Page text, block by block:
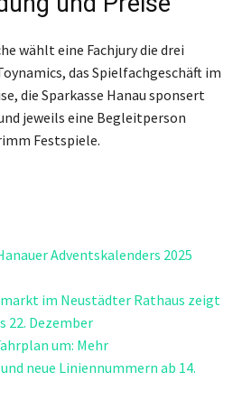
wählt eine Fachjury die drei
das Spielfachgeschäft im
die Sparkasse Hanau sponsert
jeweils eine Begleitperson
Festspiele.
Adventskalenders 2025
im Neustädter Rathaus zeigt
22. Dezember
um: Mehr
neue Liniennummern ab 14.